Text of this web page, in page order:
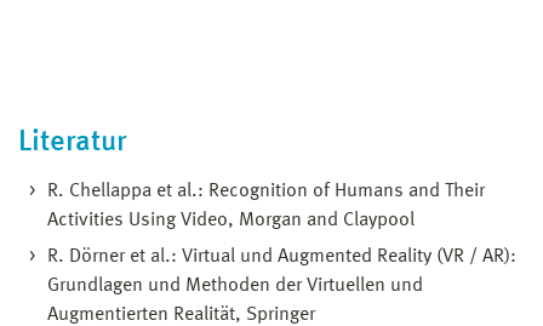
Literatur
R. Chellappa et al.: Recognition of Humans and Their
Activities Using Video, Morgan and Claypool
R. Dörner et al.: Virtual und Augmented Reality (VR / AR):
Grundlagen und Methoden der Virtuellen und
Augmentierten Realität, Springer